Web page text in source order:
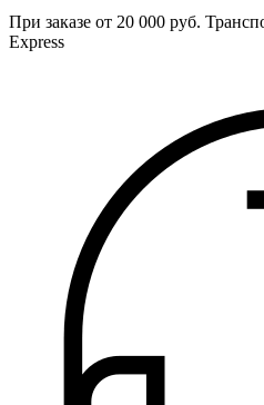
При заказе от 20 000 руб.
Express